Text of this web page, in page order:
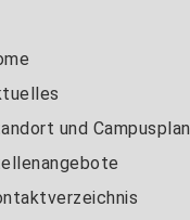
und Campusplan